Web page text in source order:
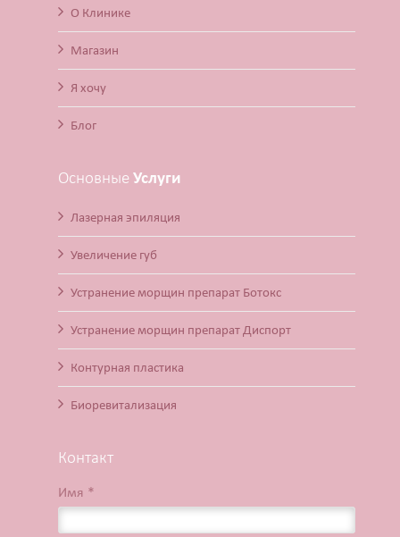
О Клинике
Магазин
Я хочу
Блог
Основные Услуги
Лазерная эпиляция
Увеличение губ
Устранение морщин препарат Ботокс
Устранение морщин препарат Диспорт
Контурная пластика
Биоревитализация
Контакт
Имя *